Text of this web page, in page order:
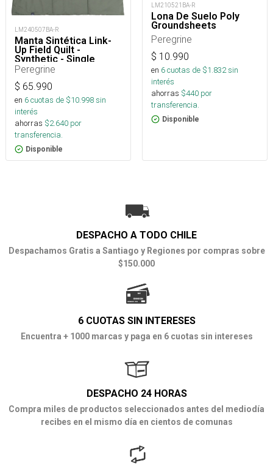
LM240507BA-R
Manta Sintética Link-
Up Field Quilt -
Synthetic - Single
Peregrine
$ 65.990
en 6cuotas de $10.998sin
interés
ahorras $2.640 por
transferencia.
Disponible
LM210521BA-R
Lona De Suelo Poly
Groundsheets
Peregrine
$ 10.990
en 6cuotas de $1.832sin
interés
ahorras $440 por
transferencia.
Disponible
DESPACHO A TODO CHILE
Despachamos Gratis a Santiago y Regiones por compras sobre
$150.000
6 CUOTAS SIN INTERESES
Encuentra + 1000 marcas y paga en 6 cuotas sin intereses
DESPACHO 24 HORAS
Compra miles de productos seleccionados antes del mediodía
recibes en el mismo día en cientos de comunas